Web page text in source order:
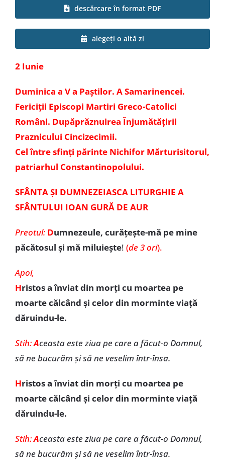
descărcare în format PDF
alegeți o altă zi
2 Iunie
Duminica a V a Paștilor. A Samarinencei.
Fericiții Episcopi Martiri Greco-Catolici
Români. Dupăprăznuirea Înjumătățirii
Praznicului Cincizecimii.
Cel între sfinți părinte Nichifor Mărturisitorul,
patriarhul Constantinopolului.
SFÂNTA ȘI DUMNEZEIASCA LITURGHIE A
SFÂNTULUI IOAN GURĂ DE AUR
Preotul: Dumnezeule, curățește-mă pe mine
păcătosul și mă miluiește! (de 3 ori).
Apoi,
Hristos a înviat din morți cu moartea pe
moarte călcând și celor din morminte viață
dăruindu-le.
Stih:Aceasta este ziua pe care a făcut-o Domnul,
să ne bucurăm și să ne veselim într-însa.
Hristos a înviat din morți cu moartea pe
moarte călcând și celor din morminte viață
dăruindu-le.
Stih:Aceasta este ziua pe care a făcut-o Domnul,
să ne bucurăm și să ne veselim într-însa.